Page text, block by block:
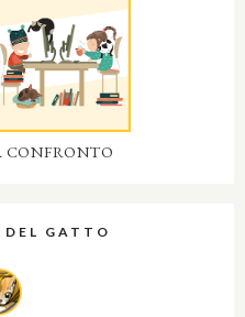
CONFRONTO
GATTO